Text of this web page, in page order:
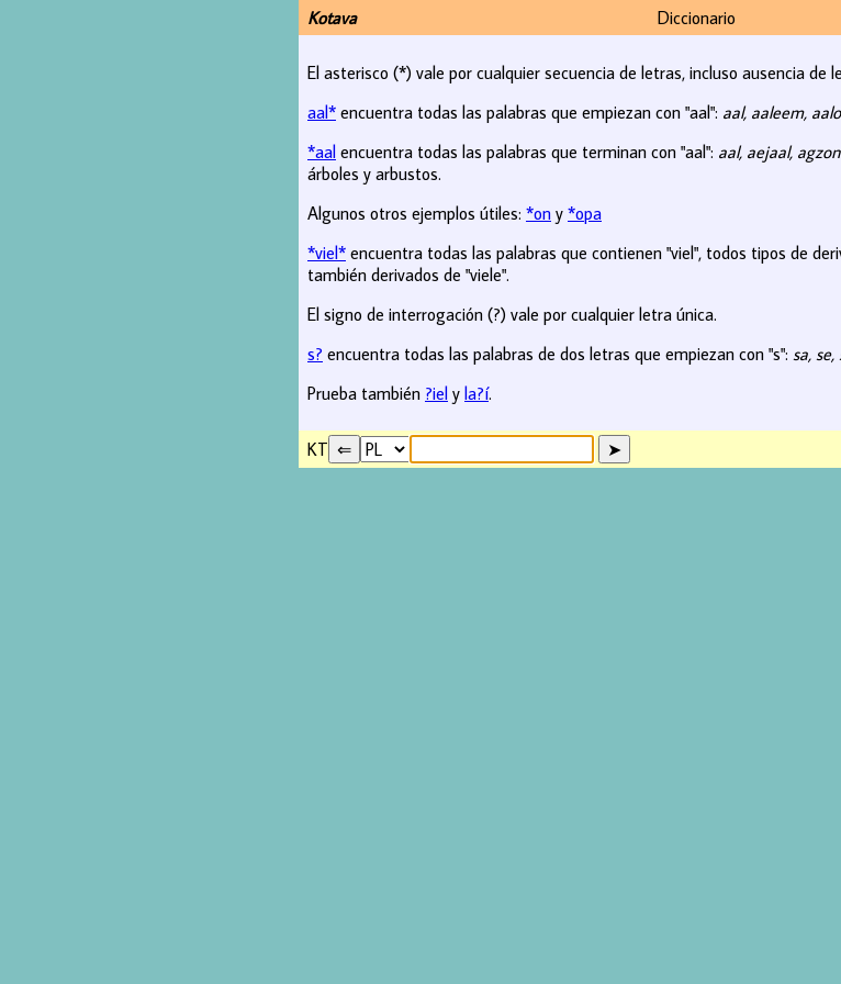
Kotava Diccionario
El asterisco (*) vale por cualquier secuencia de letras, incluso ausencia de
aal* encuentra todas las palabras que empiezan con "aal": aal, aaleem,
*aal encuentra todas las palabras que terminan con "aal": aal, aejaal,
árboles y arbustos.
Algunos otros ejemplos útiles: *on y *opa
*viel* encuentra todas las palabras que contienen "viel", todos tipos de
también derivados de "viele".
El signo de interrogación (?) vale por cualquier letra única.
s? encuentra todas las palabras de dos letras que empiezan con "s": sa, se,
Prueba también ?iel y la?í.
KT